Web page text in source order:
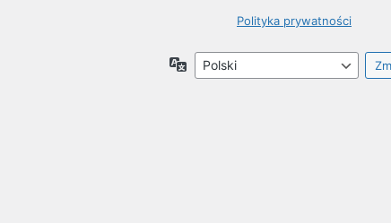
Polityka prywatności
Język